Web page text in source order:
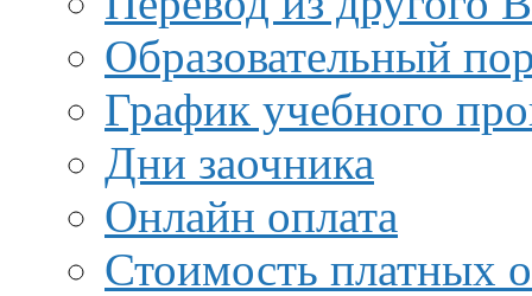
Образовательный
График учебного
Дни заочника
Онлайн оплата
Стоимость платных